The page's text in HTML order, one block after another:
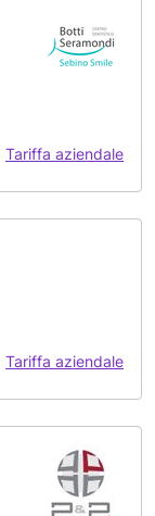
Tariffa aziendale
Tariffa aziendale